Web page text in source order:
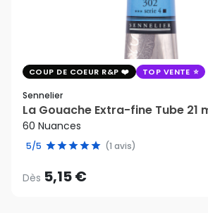
COUP DE COEUR R&P TOP VENTE
Sennelier
La Gouache Extra-fine Tube 21
60 Nuances
5/5 (1 avis)
Dès 5,15 €